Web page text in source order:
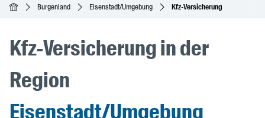
StartseiteBurgenland Eisenstadt/Umgebung Kfz-Versicherung
Kfz-Versicherung in der
Region
Eisenstadt/Umgebung